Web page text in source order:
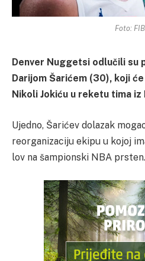
Foto:
Denver Nuggetsi odlučili su
Darijom Šarićem (30), koji
Nikoli Jokiću u reketu tima iz
Ujedno, Šarićev dolazak
reorganizaciju ekipu u kojoj
lov na šampionski NBA prsten.